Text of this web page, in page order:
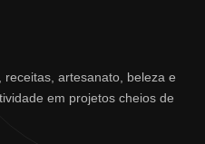
artesanato, beleza e
em projetos cheios de